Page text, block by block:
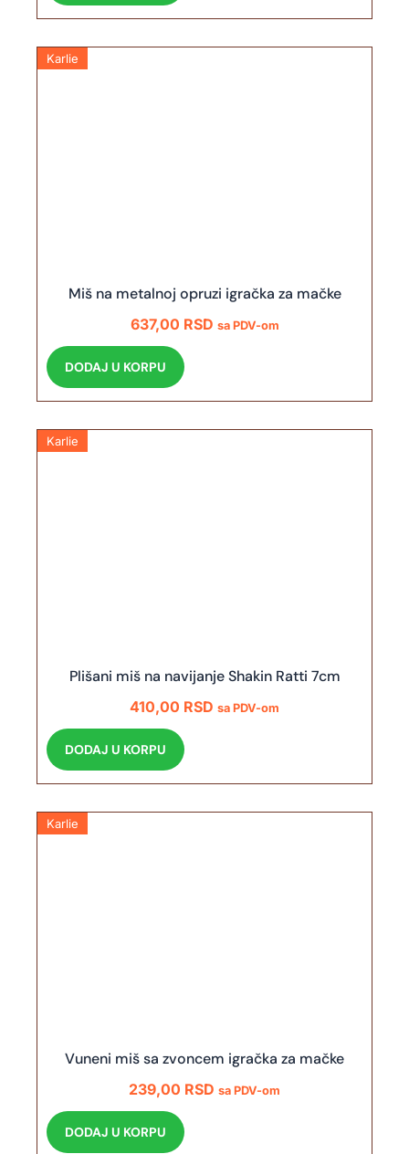
Karlie
Miš na metalnoj opruzi igračka za mačke
637,00 RSD sa PDV-om
DODAJ U KORPU
Karlie
Plišani miš na navijanje Shakin Ratti 7cm
410,00 RSD sa PDV-om
DODAJ U KORPU
Karlie
Vuneni miš sa zvoncem igračka za mačke
239,00 RSD sa PDV-om
DODAJ U KORPU